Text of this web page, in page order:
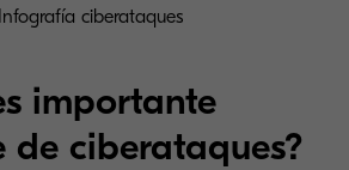
importante
de ciberataques?